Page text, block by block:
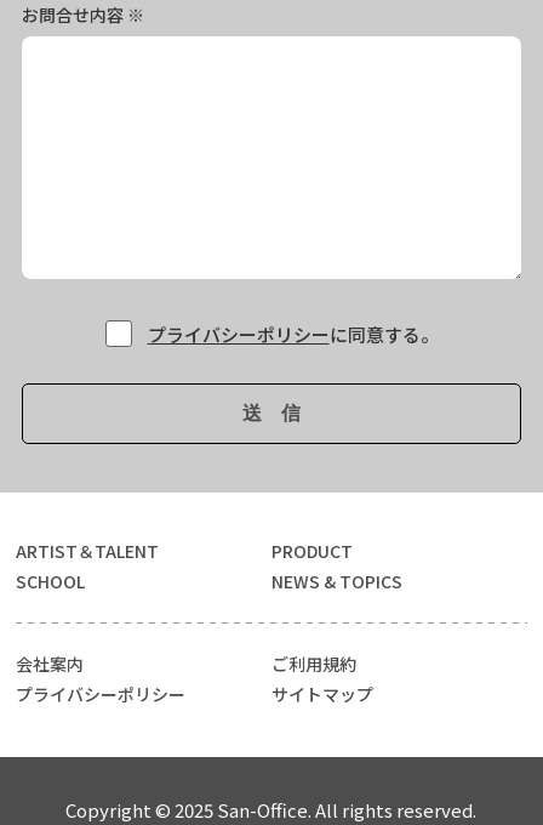
お問合せ内容 ※
プライバシーポリシーに同意する。
ARTIST＆TALENT
PRODUCT
SCHOOL
NEWS & TOPICS
会社案内
ご利用規約
プライバシーポリシー
サイトマップ
Copyright © 2025 San-Office. All rights reserved.